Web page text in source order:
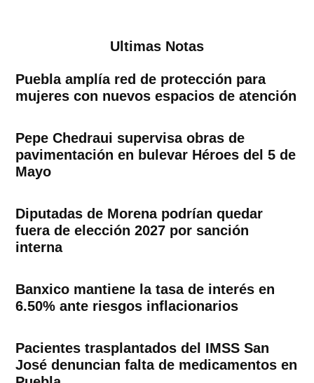
Ultimas Notas
Puebla amplía red de protección para
mujeres con nuevos espacios de atención
Pepe Chedraui supervisa obras de
pavimentación en bulevar Héroes del 5 de
Mayo
Diputadas de Morena podrían quedar
fuera de elección 2027 por sanción
interna
Banxico mantiene la tasa de interés en
6.50% ante riesgos inflacionarios
Pacientes trasplantados del IMSS San
José denuncian falta de medicamentos en